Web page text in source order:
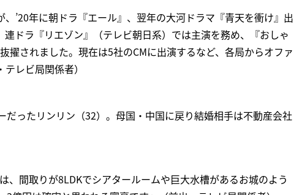
、’20年に朝ドラ『エール』、翌年の大河ドラマ『青天を衝け』出
ドラ『リエゾン』（テレビ朝日系）では主演を務め、『おしゃ
擢されました。現在は5社のCMに出演するなど、各局からオファ
レビ局関係者）
だったリンリン（32）。母国・中国に戻り結婚相手は不動産会社
、間取りが8LDKでシアタールームや巨大水槽があるお城のよう